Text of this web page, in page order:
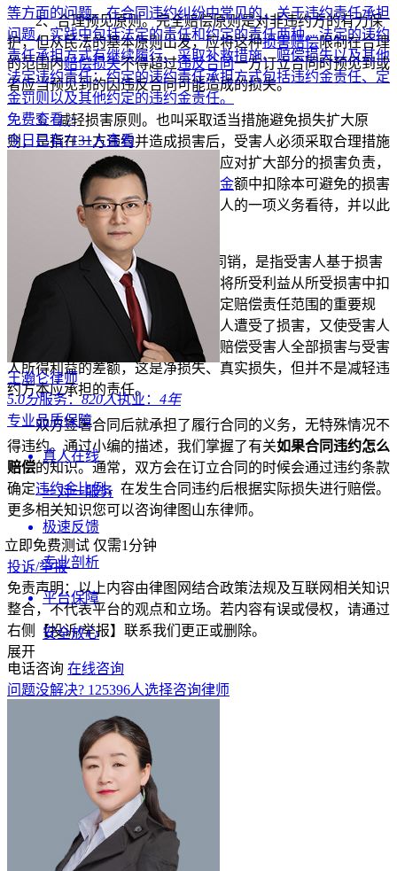
2、合理预见原则。完全赔偿原则是对非违约方的有力保
护，但从民法的基本原则出发，应将这种损害赔偿限制在合理
的范围内赔偿损失不得超过违反合同一方订立合同时预见到或
者应当预见到的因违反合同可能造成的损失。
3、减轻损害原则。也叫采取适当措施避免损失扩大原
则，是指在一方违约并造成损害后，受害人必须采取合理措施
以防止损害的扩大，否则，受害人应对扩大部分的损害负责，
违约方此时也有权请求从
损害赔偿金额中扣除本可避免的损害
部分。也就是将减轻损害作为受害人的一项义务看待，并以此
限制违约方的赔偿责任。
4、损益相抵原则。又叫损益同销，是指受害人基于损害
发生的同一原因而获得利益时，应将所受利益从所受损害中扣
除，以确
害赔偿范围。这是确定赔偿责任范围的重要规
则。根据这一规则，违约既使受害人遭受了损害，又使受害人
获得了利益时，法院应责令违约方赔偿受害人全部损害与受害
人所得利益的差额，这是净损失、真实损失，但并不是减轻违
约方本应承担的责任。
双方签署合同后就承担了履行合同的义务，无特殊情况不
得违约。通过小编的描述，我们掌握了有关如果合同违约怎么
赔偿的知识。通常，双方会在订立合同的时候会通过违约条款
确定违约金比例，在发生合同违约后根据实际损失进行赔偿。
更多相关知识您可以咨询律图山东律师。
立即免费测试 仅需1分钟
投诉/举报
免责声明：以上内容由律图网结合政策法规及互联网相关知识
整合，不代表平台的观点和立场。若内容有误或侵权，请通过
右侧【投诉/举报】联系我们更正或删除。
展开
等方面的问题。在合同违约纠纷中常见的，关于违约责任承担
问题，实践中包括法定的责任和约定的责任两种。法定的违约
责任承担方式有继续履行、采取补救措施、赔偿损失以及其他
法定违约责任；约定的违约责任承担方式包括违约金责任、定
金罚则以及其他约定的违约金责任。
免费查看 >
今日已有7131人查看
王瀚仑律师
5.0分服务：820人执业： 4年
专业品质保障
真人在线
一对一服务
极速反馈
专业剖析
平台保障
安全放心
电话咨询 在线咨询
问题没解决? 125396人选择咨询律师